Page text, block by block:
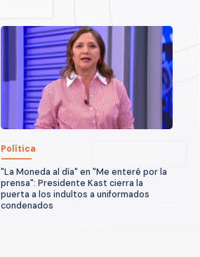
Política
"La Moneda al día" en "Me enteré por la
prensa": Presidente Kast cierra la
puerta a los indultos a uniformados
condenados